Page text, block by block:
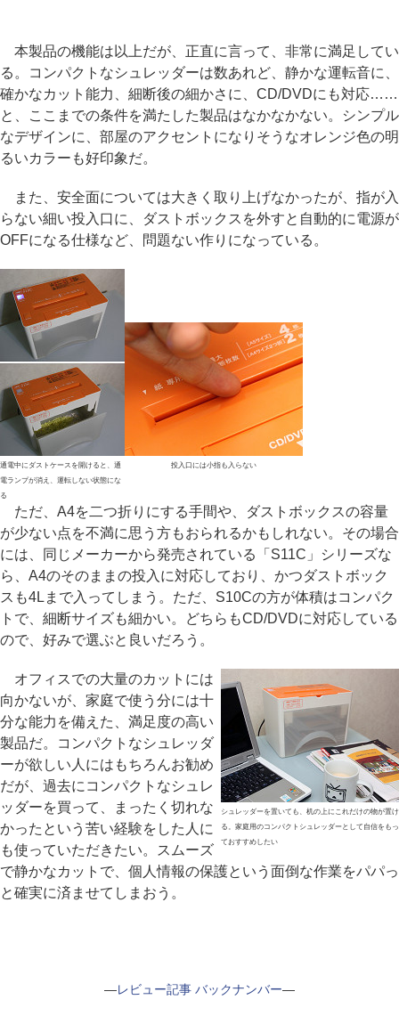
本製品の機能は以上だが、正直に言って、非常に満足してい
る。コンパクトなシュレッダーは数あれど、静かな運転音に、
確かなカット能力、細断後の細かさに、CD/DVDにも対応……
と、ここまでの条件を満たした製品はなかなかない。シンプル
なデザインに、部屋のアクセントになりそうなオレンジ色の明
るいカラーも好印象だ。
また、安全面については大きく取り上げなかったが、指が入
らない細い投入口に、ダストボックスを外すと自動的に電源が
OFFになる仕様など、問題ない作りになっている。
通電中にダストケースを開けると、通
電ランプが消え、運転しない状態にな
る
投入口には小指も入らない
ただ、A4を二つ折りにする手間や、ダストボックスの容量
が少ない点を不満に思う方もおられるかもしれない。その場合
には、同じメーカーから発売されている「S11C」シリーズな
ら、A4のそのままの投入に対応しており、かつダストボック
スも4Lまで入ってしまう。ただ、S10Cの方が体積はコンパク
トで、細断サイズも細かい。どちらもCD/DVDに対応している
ので、好みで選ぶと良いだろう。
シュレッダーを置いても、机の上にこれだけの物が置け
る。家庭用のコンパクトシュレッダーとして自信をもっ
ておすすめしたい
オフィスでの大量のカットには
向かないが、家庭で使う分には十
分な能力を備えた、満足度の高い
製品だ。コンパクトなシュレッダ
ーが欲しい人にはもちろんお勧め
だが、過去にコンパクトなシュレ
ッダーを買って、まったく切れな
かったという苦い経験をした人に
も使っていただきたい。スムーズ
で静かなカットで、個人情報の保護という面倒な作業をパパっ
と確実に済ませてしまおう。
―レビュー記事 バックナンバー―